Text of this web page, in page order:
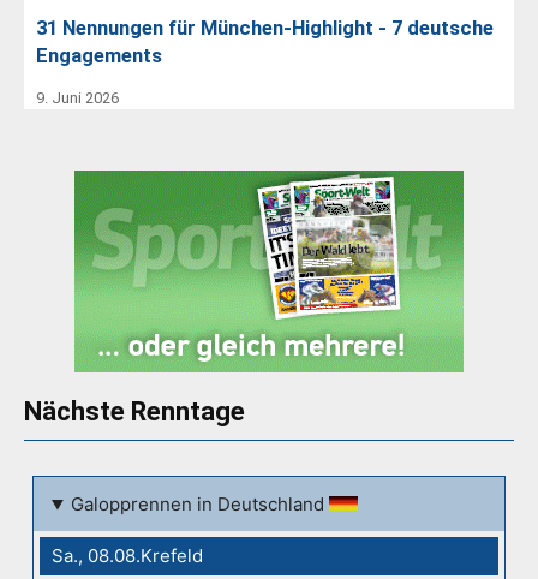
31 Nennungen für München-Highlight - 7 deutsche
Engagements
9. Juni 2026
Nächste Renntage
Galopprennen in Deutschland
Sa., 08.08.Krefeld